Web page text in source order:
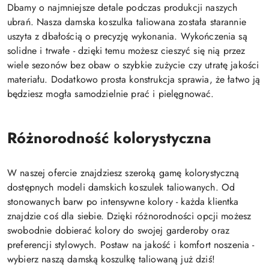
Dbamy o najmniejsze detale podczas produkcji naszych
ubrań. Nasza damska koszulka taliowana została starannie
uszyta z dbałością o precyzję wykonania. Wykończenia są
solidne i trwałe - dzięki temu możesz cieszyć się nią przez
wiele sezonów bez obaw o szybkie zużycie czy utratę jakości
materiału. Dodatkowo prosta konstrukcja sprawia, że łatwo ją
będziesz mogła samodzielnie prać i pielęgnować.
Różnorodność kolorystyczna
W naszej ofercie znajdziesz szeroką gamę kolorystyczną
dostępnych modeli damskich koszulek taliowanych. Od
stonowanych barw po intensywne kolory - każda klientka
znajdzie coś dla siebie. Dzięki różnorodności opcji możesz
swobodnie dobierać kolory do swojej garderoby oraz
preferencji stylowych. Postaw na jakość i komfort noszenia -
wybierz naszą damską koszulkę taliowaną już dziś!